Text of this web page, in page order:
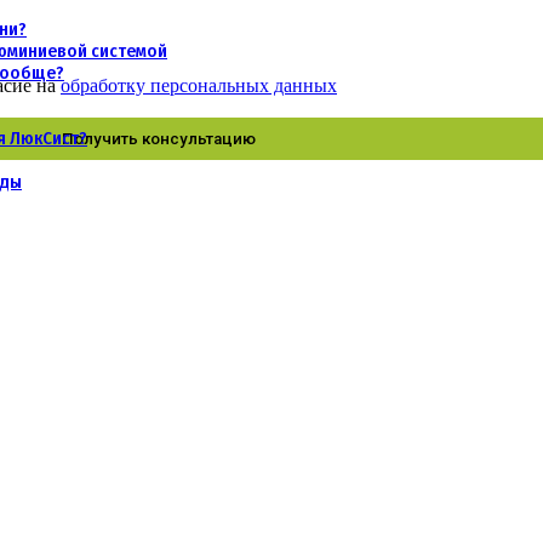
системой
ЛюкСист?
наобработку персональных данных
в России